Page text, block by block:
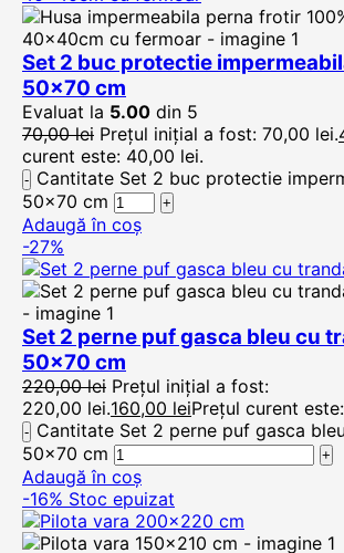
Set 2 buc protectie
50×70 cm
Evaluat la 5.00 din 5
70,00lei Prețul inițial a fost: 70,00 lei.
curent este: 40,00 lei.
Cantitate Set 2 buc protectie
50x70 cm
Adaugă în coș
-27%
Set 2 perne puf gasca bleu cu
50×70 cm
220,00lei Prețul inițial a fost:
220,00 lei.160,00 leiPrețul curent
Cantitate Set 2 perne puf gasca
50x70 cm
Adaugă în coș
-16% Stoc epuizat